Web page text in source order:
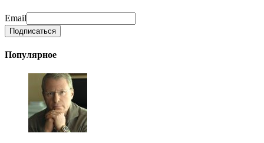
Email
Популярное